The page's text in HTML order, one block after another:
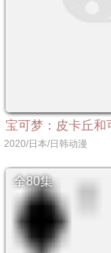
宝可梦：皮卡丘和
2020/日本/日韩动漫
全80集